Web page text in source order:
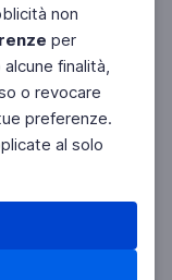
non
per
finalità,
o revocare
preferenze.
al solo
Instagram